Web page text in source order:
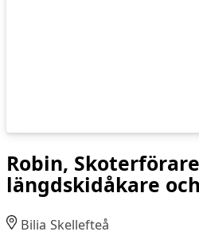
Robin,
längdskidåkare
Bilia Skellefteå